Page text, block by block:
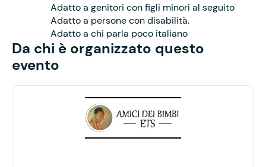
Adatto a genitori con figli minori al seguito
Adatto a persone con disabilità.
Adatto a chi parla poco italiano
Da chi è organizzato questo
evento